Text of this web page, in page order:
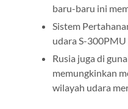
baru-baru ini
Sistem
udara S-
Rusia juga di
memungkinkan
wilayah udara